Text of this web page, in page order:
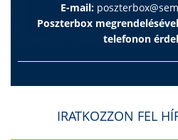
E-mail:
Poszterbox
telefonon
IRATKOZZON FEL